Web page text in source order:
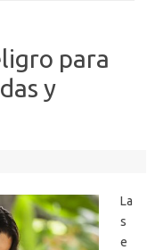
para
y
La
s
e